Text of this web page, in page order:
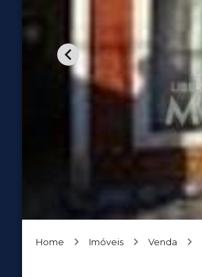
Home Imóveis Venda